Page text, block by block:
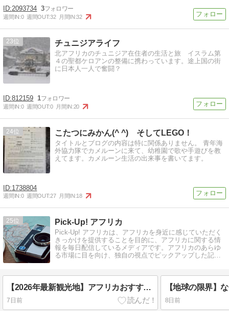
2093734 3
週間IN:0 週間OUT:32 月間IN:32
23 チュニジアライフ
北アフリカのチュニジア在住者の生活と旅 イスラム第
４の聖都ケロアンの整備に携わっています。途上国の街
に日本人一人で奮闘？
812159 1
週間IN:0 週間OUT:0 月間IN:20
24 こたつにみかん(^ ^) そしてLEGO！
タイトルとブログの内容は特に関係ありません。 青年海
外協力隊でカメルーンに来て、幼稚園で歌や手遊びを教
えてます。カメルーン生活の出来事を書いてます。
1738804
週間IN:0 週間OUT:27 月間IN:18
25 Pick-Up! アフリカ
Pick-Up! アフリカは、アフリカを身近に感じていただく
きっかけを提供することを目的に、アフリカに関する情
報を毎日配信しているメディアです。アフリカのあらゆ
る市場に目を向け、独自の視点でピックアップした記事
【2026年最新観光地】アフリカおすすめ旅先4選！
7日前 8日前